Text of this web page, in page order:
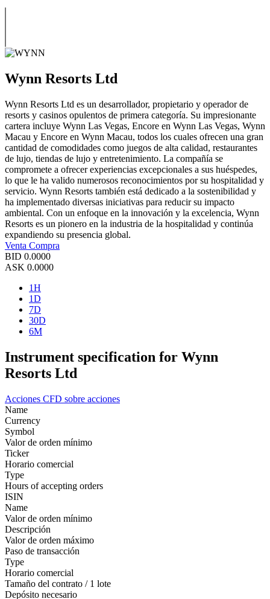
Wynn Resorts Ltd
Wynn Resorts Ltd es un desarrollador, propietario y operador de
resorts y casinos opulentos de primera categoría. Su impresionante
cartera incluye Wynn Las Vegas, Encore en Wynn Las Vegas, Wynn
Macau y Encore en Wynn Macau, todos los cuales ofrecen una gran
cantidad de comodidades como juegos de alta calidad, restaurantes
de lujo, tiendas de lujo y entretenimiento. La compañía se
compromete a ofrecer experiencias excepcionales a sus huéspedes,
lo que le ha valido numerosos reconocimientos por su hospitalidad y
servicio. Wynn Resorts también está dedicado a la sostenibilidad y
ha implementado diversas iniciativas para reducir su impacto
ambiental. Con un enfoque en la innovación y la excelencia, Wynn
Resorts es un pionero en la industria de la hospitalidad y continúa
expandiendo su presencia global.
Venta Compra
BID 0.0000
ASK 0.0000
1H
1D
7D
30D
6M
Instrument specification for Wynn
Resorts Ltd
Acciones CFD sobre acciones
Name
Currency
Symbol
Valor de orden mínimo
Ticker
Horario comercial
Type
Hours of accepting orders
ISIN
Name
Valor de orden mínimo
Descripción
Valor de orden máximo
Paso de transacción
Type
Horario comercial
Tamaño del contrato / 1 lote
Depósito necesario